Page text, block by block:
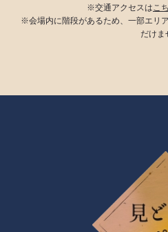
※交通アクセスはこ
※会場内に階段があるため、一部エリ
だけま